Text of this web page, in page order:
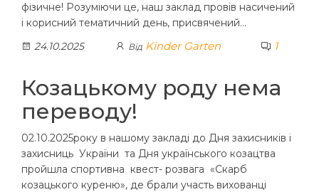
фізичне! Розуміючи це, наш заклад провів насичений
і корисний тематичний день, присвячений…
24.10.2025
Від Kinder Garten 1
Козацькому роду нема
переводу!
02.10.2025року в нашому закладі до Дня захисників і
захисниць України та Дня українського козацтва
пройшла спортивна квест- розвага «Скарб
козацького куреню», де брали участь вихованці